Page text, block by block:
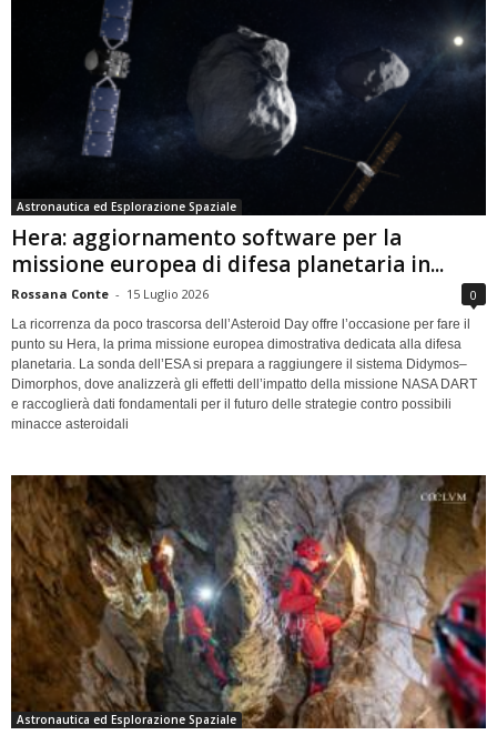
Astronautica ed Esplorazione Spaziale
Hera: aggiornamento software per la
missione europea di difesa planetaria in...
Rossana Conte - 15 Luglio 2026 0
La ricorrenza da poco trascorsa dell’Asteroid Day offre l’occasione per fare il
punto su Hera, la prima missione europea dimostrativa dedicata alla difesa
planetaria. La sonda dell’ESA si prepara a raggiungere il sistema Didymos–
Dimorphos, dove analizzerà gli effetti dell’impatto della missione NASA DART
e raccoglierà dati fondamentali per il futuro delle strategie contro possibili
minacce asteroidali
Astronautica ed Esplorazione Spaziale